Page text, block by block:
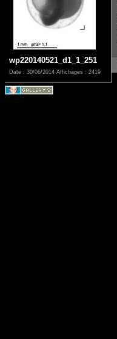
wp220140521_d1_1_251
Date : 30/06/2014 Affichages : 2419